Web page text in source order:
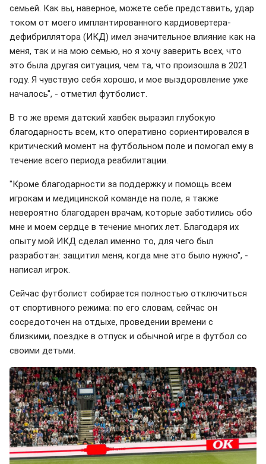
семьей. Как вы, наверное, можете себе представить, удар
током от моего имплантированного кардиовертера-
дефибриллятора (ИКД) имел значительное влияние как на
меня, так и на мою семью, но я хочу заверить всех, что
это была другая ситуация, чем та, что произошла в 2021
году. Я чувствую себя хорошо, и мое выздоровление уже
началось", - отметил футболист.
В то же время датский хавбек выразил глубокую
благодарность всем, кто оперативно сориентировался в
критический момент на футбольном поле и помогал ему в
течение всего периода реабилитации.
"Кроме благодарности за поддержку и помощь всем
игрокам и медицинской команде на поле, я также
невероятно благодарен врачам, которые заботились обо
мне и моем сердце в течение многих лет. Благодаря их
опыту мой ИКД сделал именно то, для чего был
разработан: защитил меня, когда мне это было нужно", -
написал игрок.
Сейчас футболист собирается полностью отключиться
от спортивного режима: по его словам, сейчас он
сосредоточен на отдыхе, проведении времени с
близкими, поездке в отпуск и обычной игре в футбол со
своими детьми.